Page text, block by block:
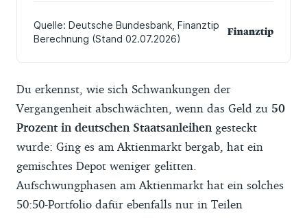
Du erkennst, wie sich Schwankungen der
Vergangenheit abschwächten, wenn das Geld zu 50
Prozent in deutschen Staatsanleihen gesteckt
wurde: Ging es am Aktienmarkt bergab, hat ein
gemischtes Depot weniger gelitten.
Aufschwungphasen am Aktienmarkt hat ein solches
50:50-Portfolio dafür ebenfalls nur in Teilen